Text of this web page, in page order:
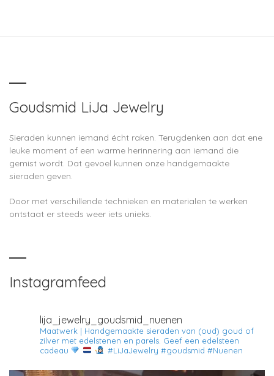
Goudsmid LiJa Jewelry
Sieraden kunnen iemand écht raken. Terugdenken aan dat ene
leuke moment of een warme herinnering aan iemand die
gemist wordt. Dat gevoel kunnen onze handgemaakte
sieraden geven.
Door met verschillende technieken en materialen te werken
ontstaat er steeds weer iets unieks.
Instagramfeed
lija_jewelry_goudsmid_nuenen
Maatwerk | Handgemaakte sieraden van (oud) goud of
zilver met edelstenen en parels. Geef een edelsteen
cadeau
#LiJaJewelry #goudsmid #Nuenen